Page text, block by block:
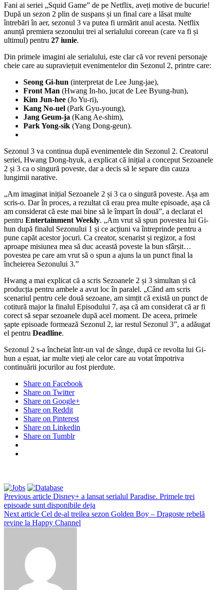
Fani ai seriei „Squid Game” de pe Netflix, aveți motive de bucurie!
După un sezon 2 plin de suspans și un final care a lăsat multe
întrebări în aer, sezonul 3 va putea fi urmărit anul acesta. Netflix
anunță premiera sezonului trei al serialului coreean (care va fi și
ultimul) pentru 27 iunie.
Din primele imagini ale serialului, este clar că vor reveni personaje
cheie care au supraviețuit evenimentelor din Sezonul 2, printre care:
Seong Gi-hun (interpretat de Lee Jung-jae),
Front Man (Hwang In-ho, jucat de Lee Byung-hun),
Kim Jun-hee (Jo Yu-ri),
Kang No-uel (Park Gyu-young),
Jang Geum-ja (Kang Ae-shim),
Park Yong-sik (Yang Dong-geun).
Sezonul 3 va continua după evenimentele din Sezonul 2. Creatorul
seriei, Hwang Dong-hyuk, a explicat că inițial a conceput Sezoanele
2 și 3 ca o singură poveste, dar a decis să le separe din cauza
lungimii narative.
„Am imaginat inițial Sezoanele 2 și 3 ca o singură poveste. Așa am
scris-o. Dar în proces, a rezultat că erau prea multe episoade, așa că
am considerat că este mai bine să le împart în două”, a declarat el
pentru Entertainment Weekly. „Am vrut să spun povestea lui Gi-
hun după finalul Sezonului 1 și ce acțiuni va întreprinde pentru a
pune capăt acestor jocuri. Ca creator, scenarist și regizor, a fost
aproape misiunea mea să duc această poveste la bun sfârșit…
povestea pe care am vrut să o spun a ajuns la un punct final la
încheierea Sezonului 3.”
Hwang a mai explicat că a scris Sezoanele 2 și 3 simultan și că
producția pentru ambele a avut loc în paralel. „Când am scris
scenariul pentru cele două sezoane, am simțit că există un punct de
cotitură major la finalul Episodului 7, așa că am considerat că ar fi
corect să separ sezoanele după acel moment. De aceea, primele
șapte episoade formează Sezonul 2, iar restul Sezonul 3”, a adăugat
el pentru Deadline.
Sezonul 2 s-a încheiat într-un val de sânge, după ce revolta lui Gi-
hun a eșuat, iar multe vieți ale celor care au votat împotriva
continuării jocurilor au fost pierdute.
Share on Facebook
Share on Twitter
Share on Google+
Share on Reddit
Share on Pinterest
Share on Linkedin
Share on Tumblr
Previous article Disney+ a lansat serialul Paradise. Primele trei
episoade sunt disponibile deja
Next article Cel de-al treilea sezon Golden Boy – Dragoste rebelă
revine la Happy Channel